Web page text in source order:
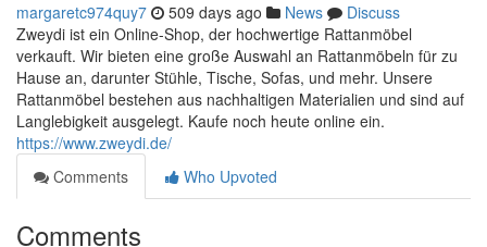
margaretc974quy7 509 days ago News
Discuss
Zweydi ist ein Online-Shop, der hochwertige Rattanmöbel
verkauft. Wir bieten eine große Auswahl an Rattanmöbeln für zu
Hause an, darunter Stühle, Tische, Sofas, und mehr. Unsere
Rattanmöbel bestehen aus nachhaltigen Materialien und sind auf
Langlebigkeit ausgelegt. Kaufe noch heute online ein.
https://www.zweydi.de/
Comments
Who Upvoted
Comments